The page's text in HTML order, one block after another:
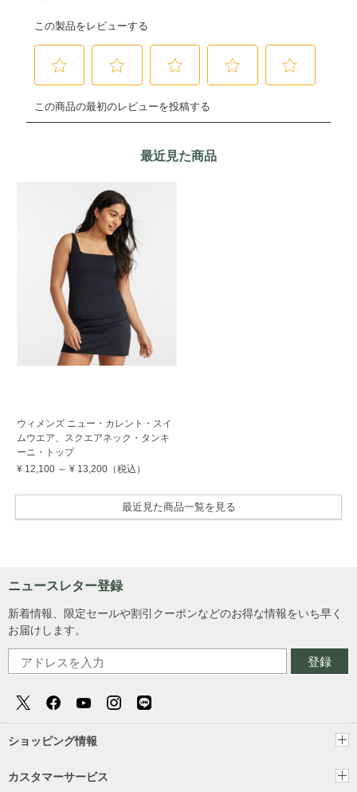
最近見た商品
ウィメンズ ニュー・カレント・スイ
ムウエア、スクエアネック・タンキ
ーニ・トップ
¥ 12,100～ ¥ 13,200（税込）
最近見た商品一覧を見る
ニュースレター登録
新着情報、限定セールや割引クーポンなどのお得な情報をいち早く
お届けします。
登録
ショッピング情報
カスタマーサービス